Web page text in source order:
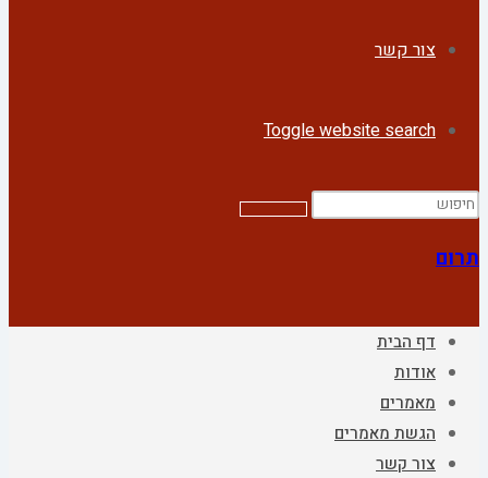
צור קשר
Toggle website search
תרום
דף הבית
אודות
מאמרים
הגשת מאמרים
צור קשר